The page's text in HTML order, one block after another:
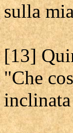
sulla
[13]
"Che